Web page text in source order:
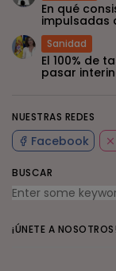
NUESTRAS REDES
Facebook
BUSCAR
¡ÚNETE A NOSOTROS!
En qué
impulsadas
Sanidad
El 100% de
pasar